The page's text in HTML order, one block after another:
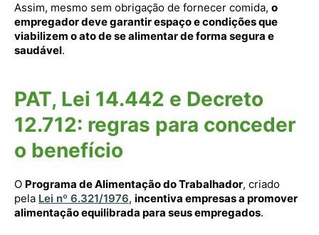
Assim, mesmo sem obrigação de fornecer comida, o
empregador deve garantir espaço e condições que
viabilizem o ato de se alimentar de forma segura e
saudável.
PAT, Lei 14.442 e Decreto
12.712: regras para conceder
o benefício
O Programa de Alimentação do Trabalhador, criado
pela Lei nº 6.321/1976, incentiva empresas a promover
alimentação equilibrada para seus empregados.